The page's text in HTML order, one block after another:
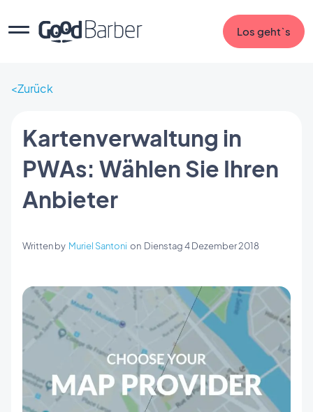
Los geht`s
Zurück
Kartenverwaltung in
PWAs: Wählen Sie Ihren
Anbieter
Written by Muriel Santoni on Dienstag 4 Dezember 2018